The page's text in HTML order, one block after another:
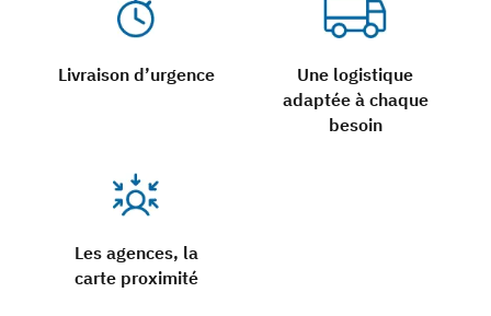
Livraison d’urgence
Une logistique
adaptée à chaque
besoin
Les agences, la
carte proximité